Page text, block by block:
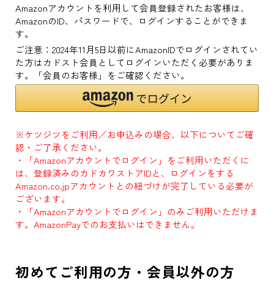
Amazonアカウントを利用して会員登録されたお客様は、
AmazonのID、パスワードで、ログインすることができま
す。
ご注意：2024年11月5日以前にAmazonIDでログインされてい
た方はカドスト会員としてログインいただく必要がありま
す。「会員のお客様」をご確認ください。
※ケツジツをご利用／お申込みの場合、以下についてご確
認・ご了承ください。
・「Amazonアカウントでログイン」をご利用いただくに
は、登録済みのカドカワストアIDと、ログインをする
Amazon.co.jpアカウントとの紐づけが完了している必要が
ございます。
・「Amazonアカウントでログイン」のみご利用いただけま
す。AmazonPayでのお支払いはできません。
初めてご利用の方・会員以外の方